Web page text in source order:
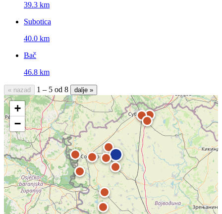
39.3 km
Subotica
40.0 km
Bač
46.8 km
« nazad 1 – 5 od 8 dalje »
+
−